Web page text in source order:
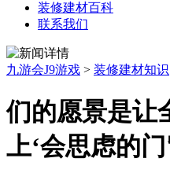
装修建材百科
联系我们
九游会J9游戏 > 装修建材知识
们的愿景是让
上‘会思虑的门